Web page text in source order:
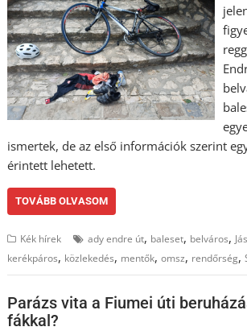
ismertek, de az első információk szerint
érintett lehetett.
TOVÁBB OLVASOM
Kék hírek ady endre út, baleset, belváros,
kerékpáros, közlekedés, mentők,omsz, rendőrség,
Parázs vita a Fiumei úti
fákkal?